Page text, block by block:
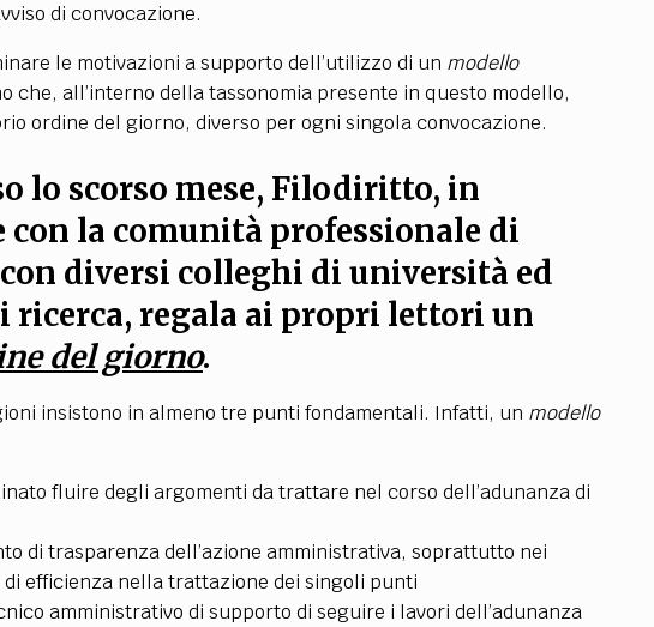
di convocazione.
le motivazioni a supporto dell’utilizzo di un modello
che, all’interno della tassonomia presente in questo modello,
ordine del giorno, diverso per ogni singola convocazione.
lo scorso mese, Filodiritto, in
con la comunità professionale di
diversi colleghi di università ed
ricerca, regala ai propri lettori un
del giorno.
insistono in almeno tre punti fondamentali. Infatti, un modello
fluire degli argomenti da trattare nel corso dell’adunanza di
di trasparenza dell’azione amministrativa, soprattutto nei
efficienza nella trattazione dei singoli punti
amministrativo di supporto di seguire i lavori dell’adunanza